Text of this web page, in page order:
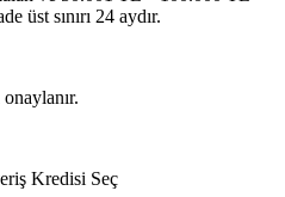
üst sınırı 24 aydır.
Kredisi Seç